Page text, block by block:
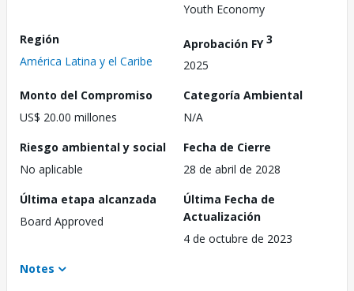
Youth Economy
Región
América Latina y el Caribe
Aprobación FY3
2025
Monto del Compromiso
US$ 20.00 millones
Categoría Ambiental
N/A
Riesgo ambiental y social
No aplicable
Fecha de Cierre
28 de abril de 2028
Última etapa alcanzada
Board Approved
Última Fecha de
Actualización
4 de octubre de 2023
Notes